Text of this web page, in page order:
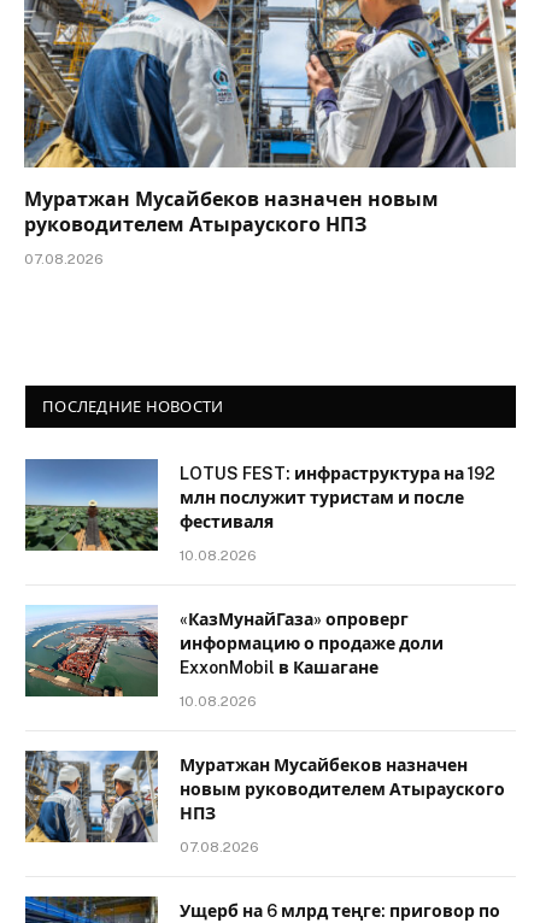
Муратжан Мусайбеков назначен новым
руководителем Атырауского НПЗ
07.08.2026
ПОСЛЕДНИЕ НОВОСТИ
LOTUS FEST: инфраструктура на 192
млн послужит туристам и после
фестиваля
10.08.2026
«КазМунайГаза» опроверг
информацию о продаже доли
ExxonMobil в Кашагане
10.08.2026
Муратжан Мусайбеков назначен
новым руководителем Атырауского
НПЗ
07.08.2026
Ущерб на 6 млрд теңге: приговор по